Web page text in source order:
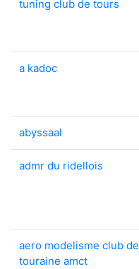
tuning club de tours
a kadoc
abyssaal
admr du ridellois
aero modelisme club de
touraine amct